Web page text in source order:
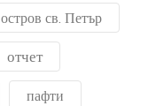
остров св. Петър
отчет
пафти